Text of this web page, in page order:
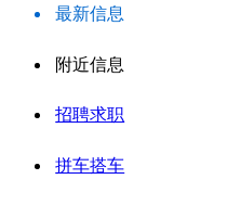
最新信息
附近信息
招聘求职
拼车搭车